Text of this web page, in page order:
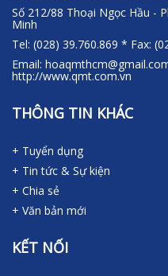
Số 212/88 Thoại Ngọc Hầu -
Minh
Tel: (028) 39.760.869 * Fax:
Email:
http://www.qmt.com.vn
THÔNG TIN KHÁC
+ Tuyển dụng
+ Tin tức & Sự kiện
+ Chia sẻ
+ Văn bản mới
KẾT NỐI